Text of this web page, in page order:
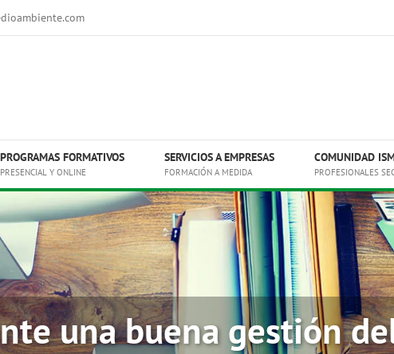
PROGRAMAS FORMATIVOS
PRESENCIAL Y ONLINE
SERVICIOS A EMPRESAS
FORMACIÓN A MEDIDA
COMUNIDAD
PROFESIONALES
una buena gestión